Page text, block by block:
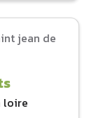
loire